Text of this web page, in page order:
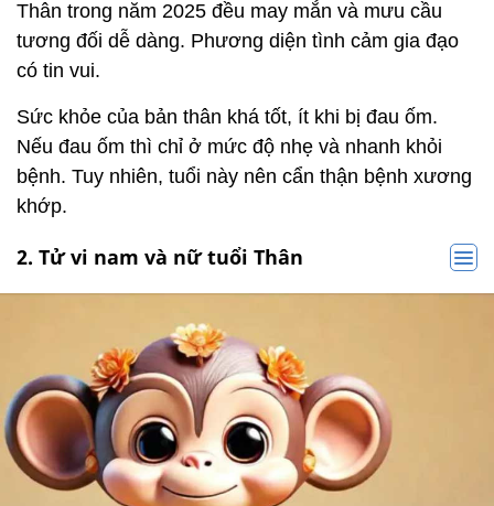
Thân trong năm 2025 đều may mắn và mưu cầu
tương đối dễ dàng. Phương diện tình cảm gia đạo
có tin vui.
Sức khỏe của bản thân khá tốt, ít khi bị đau ốm.
Nếu đau ốm thì chỉ ở mức độ nhẹ và nhanh khỏi
bệnh. Tuy nhiên, tuổi này nên cẩn thận bệnh xương
khớp.
2. Tử vi nam và nữ tuổi Thân